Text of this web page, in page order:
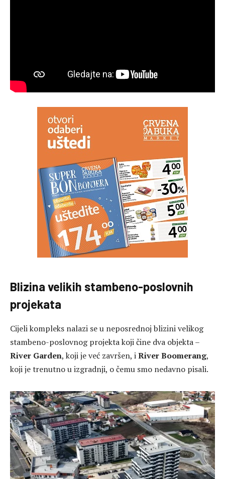
Blizina velikih stambeno-poslovnih
projekata
Cijeli kompleks nalazi se u neposrednoj blizini velikog
stambeno-poslovnog projekta koji čine dva objekta –
River Garden, koji je već završen, iRiver Boomerang,
koji je trenutno u izgradnji, o čemu smo nedavno pisali.